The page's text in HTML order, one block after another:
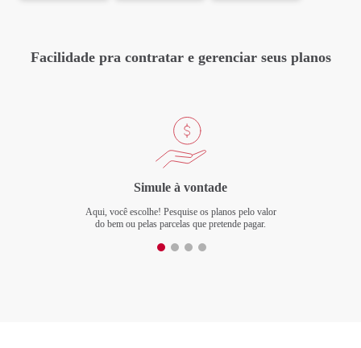
Facilidade pra contratar e gerenciar seus planos
Simule à vontade
Aqui, você escolhe! Pesquise os planos pelo valor
do bem ou pelas parcelas que pretende pagar.
Ao clicar em enviar, vamos salvar os dados que você inseriu e, caso não finalize o
processo de adesão, esses dados serão excluídos automaticamente em 90 dias.